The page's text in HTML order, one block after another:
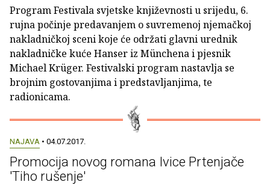
Program Festivala svjetske književnosti u srijedu, 6.
rujna počinje predavanjem o suvremenoj njemačkoj
nakladničkoj sceni koje će održati glavni urednik
nakladničke kuće Hanser iz Münchena i pjesnik
Michael Krüger. Festivalski program nastavlja se
brojnim gostovanjima i predstavljanjima, te
radionicama.
NAJAVA • 04.07.2017.
Promocija novog romana Ivice Prtenjače
'Tiho rušenje'